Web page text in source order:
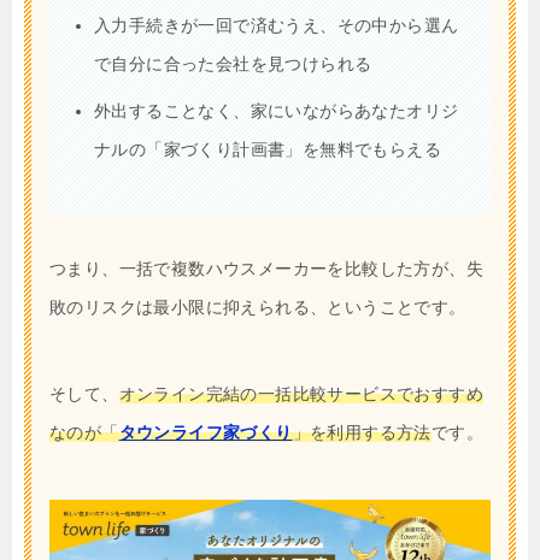
入力手続きが一回で済むうえ、その中から選ん
で自分に合った会社を見つけられる
外出することなく、家にいながらあなたオリジ
ナルの「家づくり計画書」を無料でもらえる
つまり、一括で複数ハウスメーカーを比較した方が、失
敗のリスクは最小限に抑えられる、ということです。
そして、 オンライン完結の一括比較サービスでおすすめ
なのが「タウンライフ家づくり」を利用する方法です。